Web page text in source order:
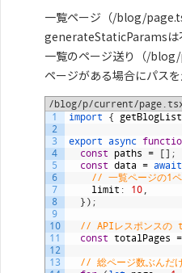
29
31
32
34
36
37
38
offset += 100 ;
// 記事IDからパスを
=
slug: article.id
return paths;
一覧ページ（/blog/
generateStaticParamsは
一覧のページ送り（/
ページがある場合にパスを
/blog/p/current/
1
2
3
4
5
6
7
8
9
10
11
12
13
import { getBlogList
export async
const
paths = [] ;
const data = await
// 一覧ページの1ペ
limit : 10,
} ) ;
// APIレスポンスの
const totalPages =
// 総ページ数ぶんだ